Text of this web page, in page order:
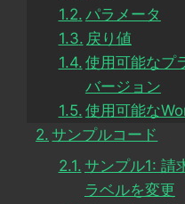
パラメータ
戻り値
使用可能なプ
バージョン
使用可能な
サンプルコード
サンプル1: 請
ラベルを変更